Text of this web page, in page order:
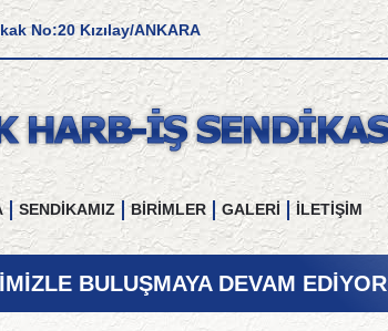
No:20 Kızılay/ANKARA
SENDİKAMIZ BİRİMLER GALERİ İLETİŞİM
BULUŞMAYA DEVAM EDİYOR